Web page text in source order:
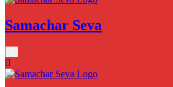
Samachar Seva